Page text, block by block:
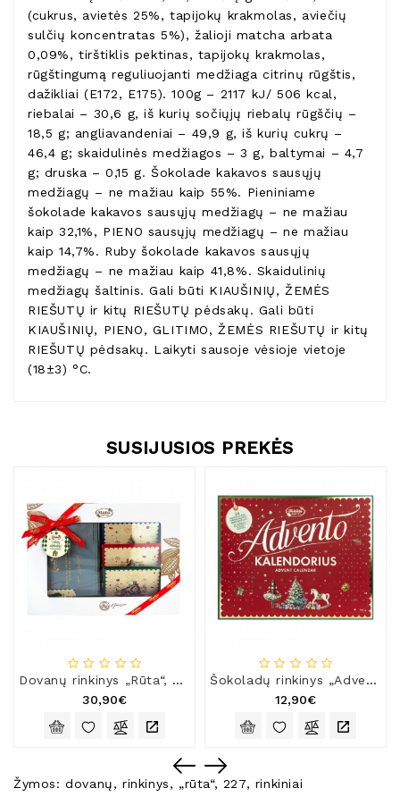
(cukrus, avietės 25%, tapijokų krakmolas, aviečių
sulčių koncentratas 5%), žalioji matcha arbata
0,09%, tirštiklis pektinas, tapijokų krakmolas,
rūgštingumą reguliuojanti medžiaga citrinų rūgštis,
dažikliai (E172, E175). 100g – 2117 kJ/ 506 kcal,
riebalai – 30,6 g, iš kurių sočiųjų riebalų rūgščių –
18,5 g; angliavandeniai – 49,9 g, iš kurių cukrų –
46,4 g; skaidulinės medžiagos – 3 g, baltymai – 4,7
g; druska – 0,15 g. Šokolade kakavos sausųjų
medžiagų – ne mažiau kaip 55%. Pieniniame
šokolade kakavos sausųjų medžiagų – ne mažiau
kaip 32,1%, PIENO sausųjų medžiagų – ne mažiau
kaip 14,7%. Ruby šokolade kakavos sausųjų
medžiagų – ne mažiau kaip 41,8%. Skaidulinių
medžiagų šaltinis. Gali būti KIAUŠINIŲ, ŽEMĖS
RIEŠUTŲ ir kitų RIEŠUTŲ pėdsakų. Gali būti
KIAUŠINIŲ, PIENO, GLITIMO, ŽEMĖS RIEŠUTŲ ir kitų
RIEŠUTŲ pėdsakų. Laikyti sausoje vėsioje vietoje
(18±3) °C.
SUSIJUSIOS PREKĖS
Dovanų rinkinys „Rūta“, 485 g
30,90€
Šokoladų rinkinys „Advento kalendorius“
12,90€
Žymos:dovanų,rinkinys, „rūta“, 227, rinkiniai